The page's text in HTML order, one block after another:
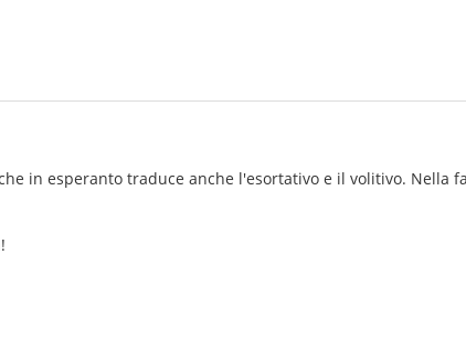
in esperanto traduce anche l'esortativo e il volitivo. Nella